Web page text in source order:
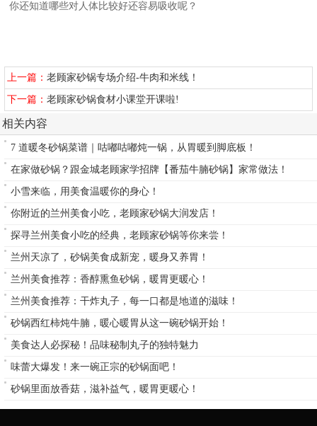
你还知道哪些对人体比较好还容易吸收呢？
上一篇：老顾家砂锅专场介绍-牛肉和米线！
下一篇：老顾家砂锅食材小课堂开课啦!
相关内容
7 道暖冬砂锅菜谱｜咕嘟咕嘟炖一锅，从胃暖到脚底板！
在家做砂锅？跟金城老顾家学招牌【番茄牛腩砂锅】家常做法！
小雪来临，用美食温暖你的身心！
你附近的兰州美食小吃，老顾家砂锅大润发店！
探寻兰州美食小吃的经典，老顾家砂锅等你来尝！
兰州天凉了，砂锅美食成新宠，暖身又养胃！
兰州美食推荐：香醇熏鱼砂锅，暖胃更暖心！
兰州美食推荐：干炸丸子，每一口都是地道的滋味！
砂锅西红柿炖牛腩，暖心暖胃从这一碗砂锅开始！
美食达人必探秘！品味秘制丸子的独特魅力
味蕾大爆发！来一碗正宗的砂锅面吧！
砂锅里面放香菇，滋补益气，暖胃更暖心！